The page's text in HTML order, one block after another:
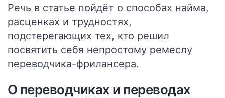
Речь в статье пойдёт о способах найма,
расценках и трудностях,
подстерегающих тех, кто решил
посвятить себя непростому ремеслу
переводчика-фрилансера.
О переводчиках и переводах